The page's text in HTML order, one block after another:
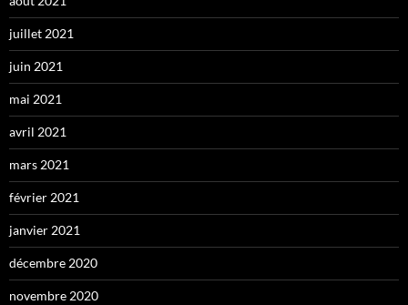
juillet 2021
juin 2021
mai 2021
avril 2021
mars 2021
février 2021
janvier 2021
décembre 2020
novembre 2020